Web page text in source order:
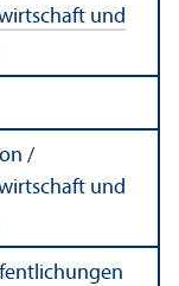
und
/
und